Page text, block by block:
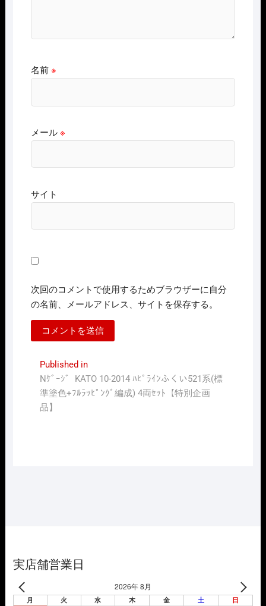
名前 ※
メール ※
サイト
次回のコメントで使用するためブラウザーに自分
の名前、メールアドレス、サイトを保存する。
投
稿
ナ
Published in
Nｹﾞｰｼﾞ KATO 10-2014 ﾊﾋﾟﾗｲﾝふくい521系(標
準塗色+ﾌﾙﾗｯﾋﾟﾝｸﾞ編成) 4両ｾｯﾄ【特別企画
品】
実店舗営業日
2026年 8月
月 火 水 木 金 土 日